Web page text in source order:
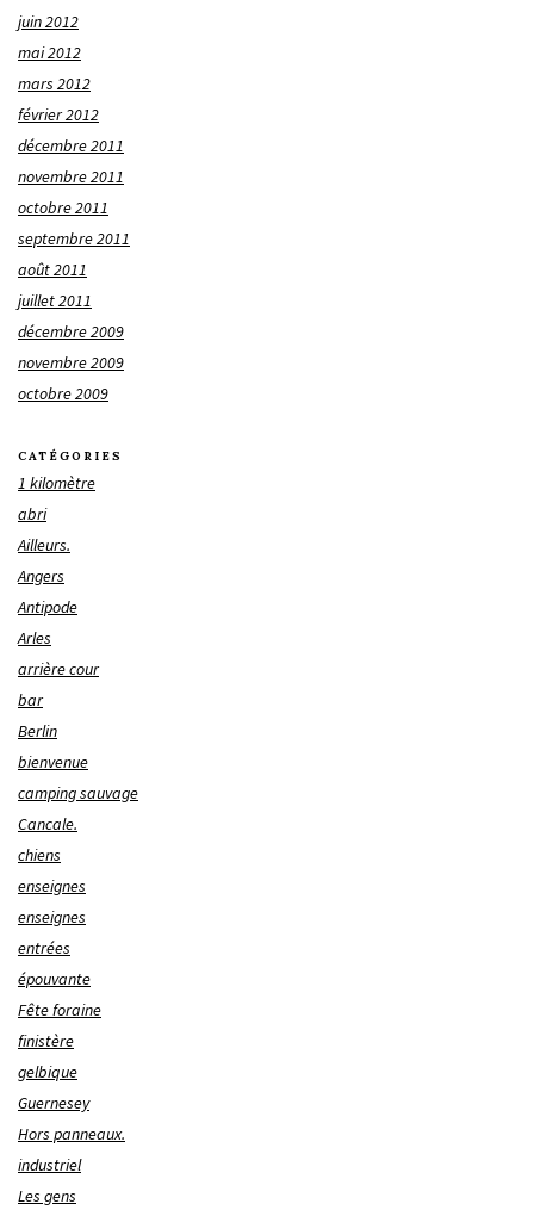
juin 2012
mai 2012
mars 2012
février 2012
décembre 2011
novembre 2011
octobre 2011
septembre 2011
août 2011
juillet 2011
décembre 2009
novembre 2009
octobre 2009
CATÉGORIES
1 kilomètre
abri
Ailleurs.
Angers
Antipode
Arles
arrière cour
bar
Berlin
bienvenue
camping sauvage
Cancale.
chiens
enseignes
enseignes
entrées
épouvante
Fête foraine
finistère
gelbique
Guernesey
Hors panneaux.
industriel
Les gens